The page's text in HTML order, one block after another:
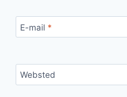
E-mail *
Websted